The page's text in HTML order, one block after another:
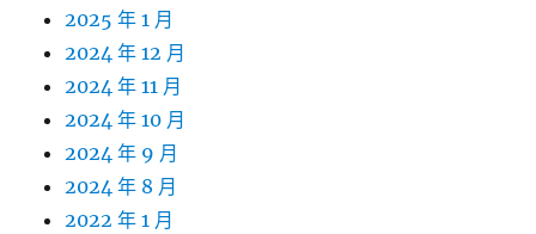
2025 年 1 月
2024 年 12 月
2024 年 11 月
2024 年 10 月
2024 年 9 月
2024 年 8 月
2022 年 1 月